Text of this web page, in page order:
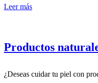
Leer más
Productos
¿Deseas cuidar tu piel con